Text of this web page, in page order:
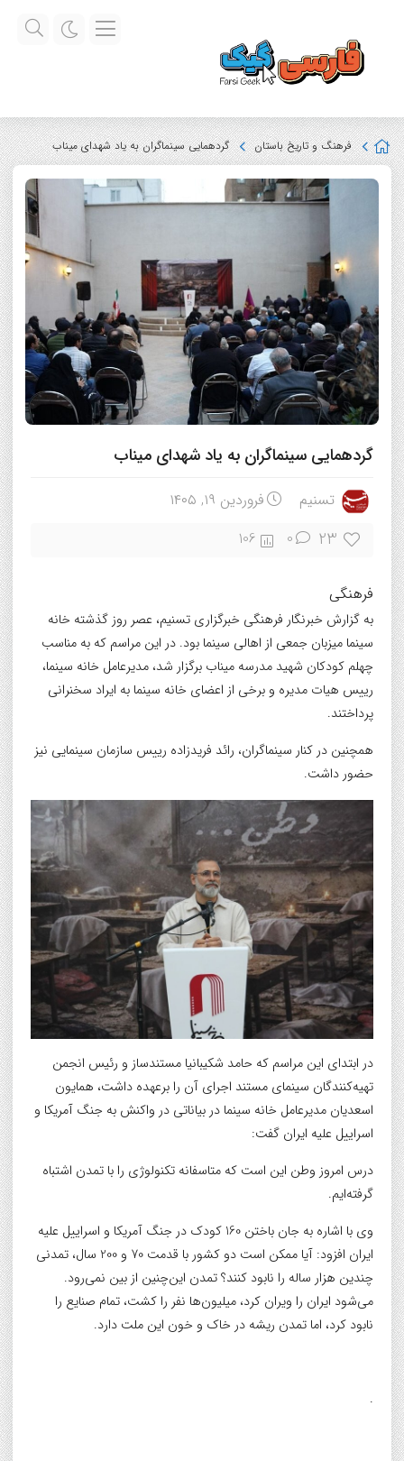
فرهنگ و تاریخ باستان گردهمایی سینماگران به یاد شهدای میناب
گردهمایی سینماگران به یاد شهدای میناب
تسنیم فروردین ۱۹, ۱۴۰۵
23
0
106
فرهنگی
به گزارش خبرنگار فرهنگی خبرگزاری تسنیم، عصر روز گذشته خانه
سینما میزبان جمعی از اهالی سینما بود. در این مراسم که به مناسب
چهلم کودکان شهید مدرسه میناب برگزار شد، مدیرعامل خانه سینما،
رییس هیات مدیره و برخی از اعضای خانه سینما به ایراد سخنرانی
پرداختند.
همچنین در کنار سینماگران، رائد فریدزاده رییس سازمان سینمایی نیز
حضور داشت.
در ابتدای این مراسم که حامد شکیبانیا مستندساز و رئیس انجمن
تهیه‌کنندگان‌ سینمای مستند اجرای آن را برعهده داشت، همایون
اسعدیان مدیرعامل خانه سینما در بیاناتی در واکنش به جنگ آمریکا و
اسراییل علیه ایران گفت:
درس امروز وطن این است که متاسفانه تکنولوژی را با تمدن اشتباه
گرفته‌ایم.
وی با اشاره به جان باختن 160 کودک در جنگ آمریکا و اسراییل علیه
ایران افزود: آیا ممکن است دو کشور با قدمت 70 و 200 سال، تمدنی
چندین هزار ساله را نابود کنند؟ تمدن این‌چنین از بین نمی‌رود.
می‌شود ایران را ویران کرد، میلیون‌ها نفر را کشت، تمام صنایع را
نابود کرد، اما تمدن ریشه در خاک و خون این ملت دارد.
.